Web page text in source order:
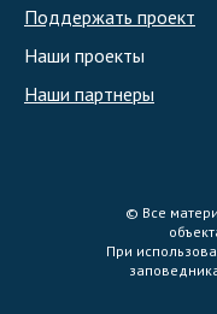
Поддержать проект
Наши проекты
Наши партнеры
© Все
При